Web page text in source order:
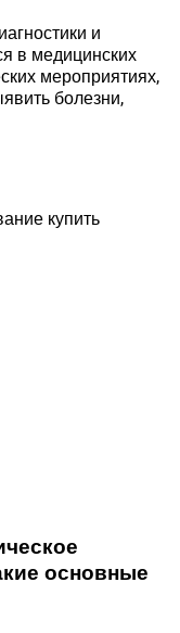
и
в медицинских
мероприятиях,
болезни,
основные